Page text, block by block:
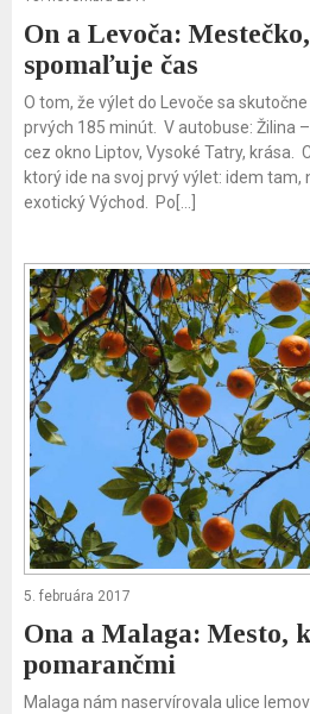
On a Levoča:
spomaľuje čas
O tom, že výlet do Levoče sa
prvých 185 minút. V autobuse: Žilina
cez okno Liptov, Vysoké Tatry, krása.
ktorý ide na svoj prvý výlet: idem tam,
exotický Východ. Po[…]
5. februára 2017
Ona a Malaga: Mesto,
pomarančmi
Malaga nám naservírovala ulice